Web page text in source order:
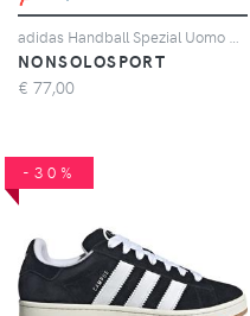
NONSOLOSPORT
€ 77,00
-30%